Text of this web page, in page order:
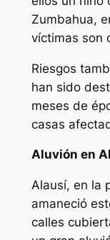
Zumbahua,
víctimas son
Riesgos
han sido
meses de
casas
Aluvión en
Alausí, en la
amaneció
calles